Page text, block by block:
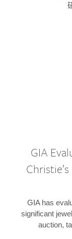
GIA
GIA has
significant
auction,